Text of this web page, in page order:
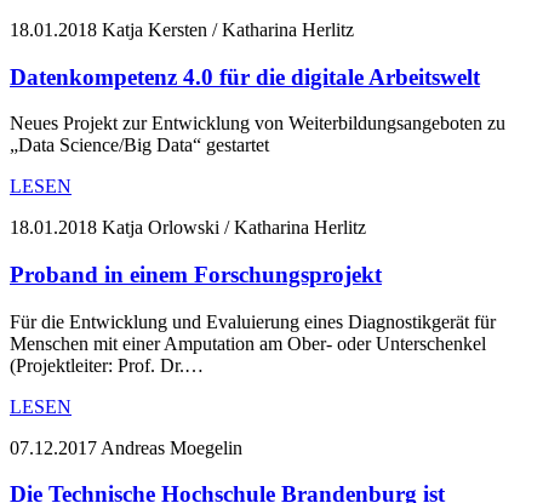
18.01.2018 Katja Kersten / Katharina Herlitz
Datenkompetenz 4.0 für die digitale Arbeitswelt
Neues Projekt zur Entwicklung von Weiterbildungsangeboten zu
„Data Science/Big Data“ gestartet
LESEN
18.01.2018 Katja Orlowski / Katharina Herlitz
Proband in einem Forschungsprojekt
Für die Entwicklung und Evaluierung eines Diagnostikgerät für
Menschen mit einer Amputation am Ober- oder Unterschenkel
(Projektleiter: Prof. Dr.…
LESEN
07.12.2017 Andreas Moegelin
Die Technische Hochschule Brandenburg ist